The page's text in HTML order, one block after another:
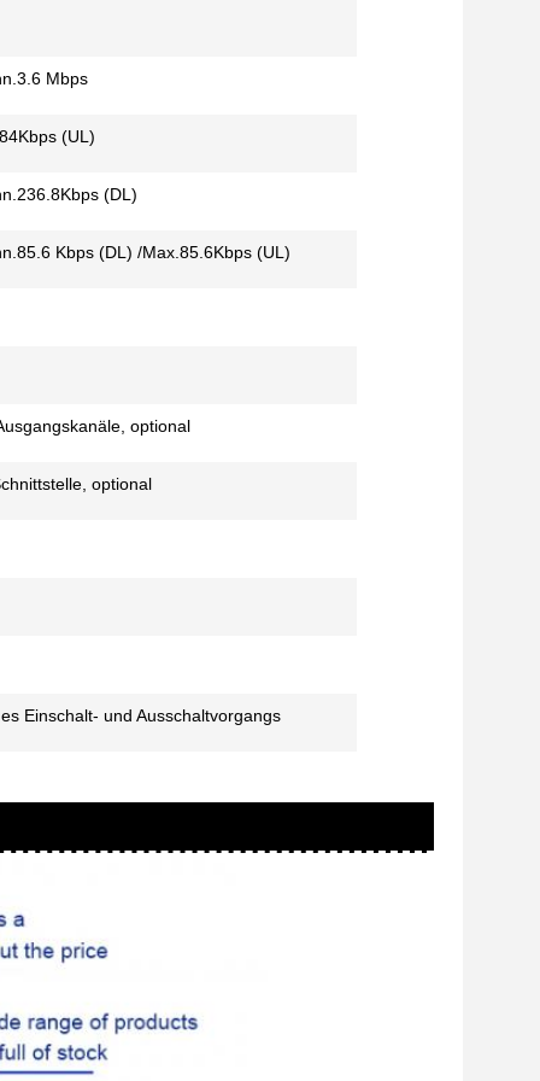
Mbps
(UL)
(DL)
Kbps (DL) /Max.85.6Kbps (UL)
optional
optional
Einschalt- und Ausschaltvorgangs